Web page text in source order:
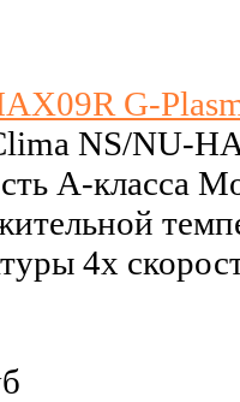
G-
NS/NU-
А-класса
4х